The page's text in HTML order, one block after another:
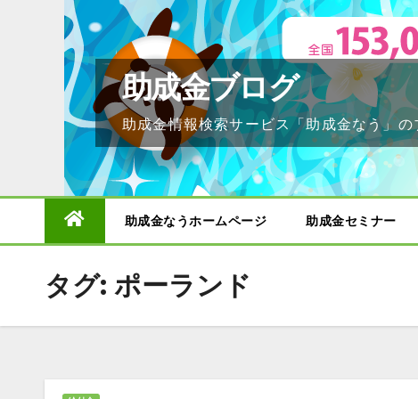
助成金ブログ
助成金情報検索サービス「助成金なう」の
助成金なうホームページ 助成金セミナー
タグ: ポーランド